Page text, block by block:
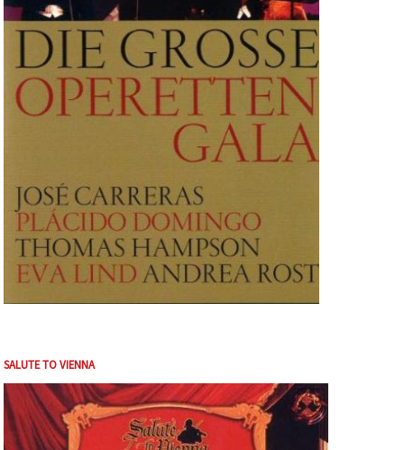
SALUTE TO VIENNA